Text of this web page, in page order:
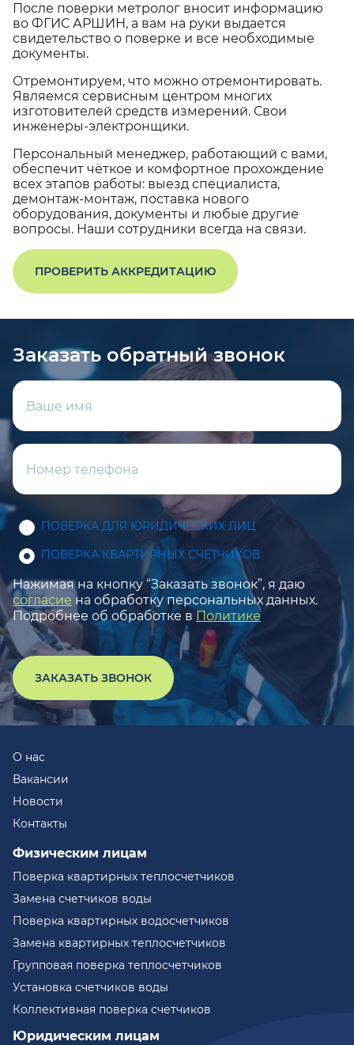
После поверки метролог вносит информацию
во ФГИС АРШИН, а вам на руки выдается
свидетельство о поверке и все необходимые
документы.
Отремонтируем, что можно отремонтировать.
Являемся сервисным центром многих
изготовителей средств измерений. Свои
инженеры-электронщики.
Персональный менеджер, работающий с вами,
обеспечит чёткое и комфортное прохождение
всех этапов работы: выезд специалиста,
демонтаж-монтаж, поставка нового
оборудования, документы и любые другие
вопросы. Наши сотрудники всегда на связи.
ПРОВЕРИТЬ АККРЕДИТАЦИЮ
Заказать обратный звонок
ПОВЕРКА ДЛЯ ЮРИДИЧЕСКИХ ЛИЦ
ПОВЕРКА КВАРТИРНЫХ СЧЕТЧИКОВ
Нажимая на кнопку “Заказать звонок”, я даю
согласие на обработку персональных данных.
Подробнее об обработке в Политике
ЗАКАЗАТЬ ЗВОНОК
О нас
Вакансии
Новости
Контакты
Физическим лицам
Поверка квартирных теплосчетчиков
Замена счетчиков воды
Поверка квартирных водосчетчиков
Замена квартирных теплосчетчиков
Групповая поверка теплосчетчиков
Установка счетчиков воды
Коллективная поверка счетчиков
Юридическим лицам